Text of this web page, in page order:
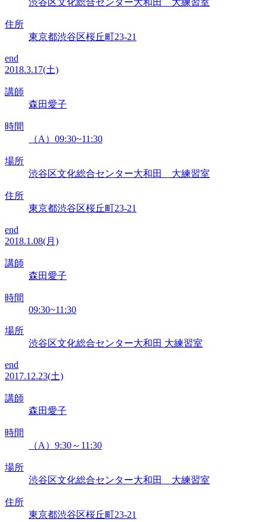
住所
東京都渋谷区桜丘町23-21
end
2018.3.17(土)
講師
森田愛子
時間
（A）09:30~11:30
場所
渋谷区文化総合センター大和田 大練習室
住所
東京都渋谷区桜丘町23-21
end
2018.1.08(月)
講師
森田愛子
時間
09:30~11:30
場所
渋谷区文化総合センター大和田 大練習室
end
2017.12.23(土)
講師
森田愛子
時間
（A）9:30～11:30
場所
渋谷区文化総合センター大和田 大練習室
住所
東京都渋谷区桜丘町23-21